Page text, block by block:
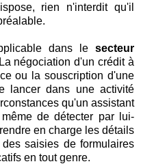
rien n'interdit qu'il
dans le secteur
négociation d'un crédit à
ou la souscription d'une
lancer dans une activité
qu'un assistant
de détecter par lui-
en charge les détails
saisies de formulaires
en tout genre.